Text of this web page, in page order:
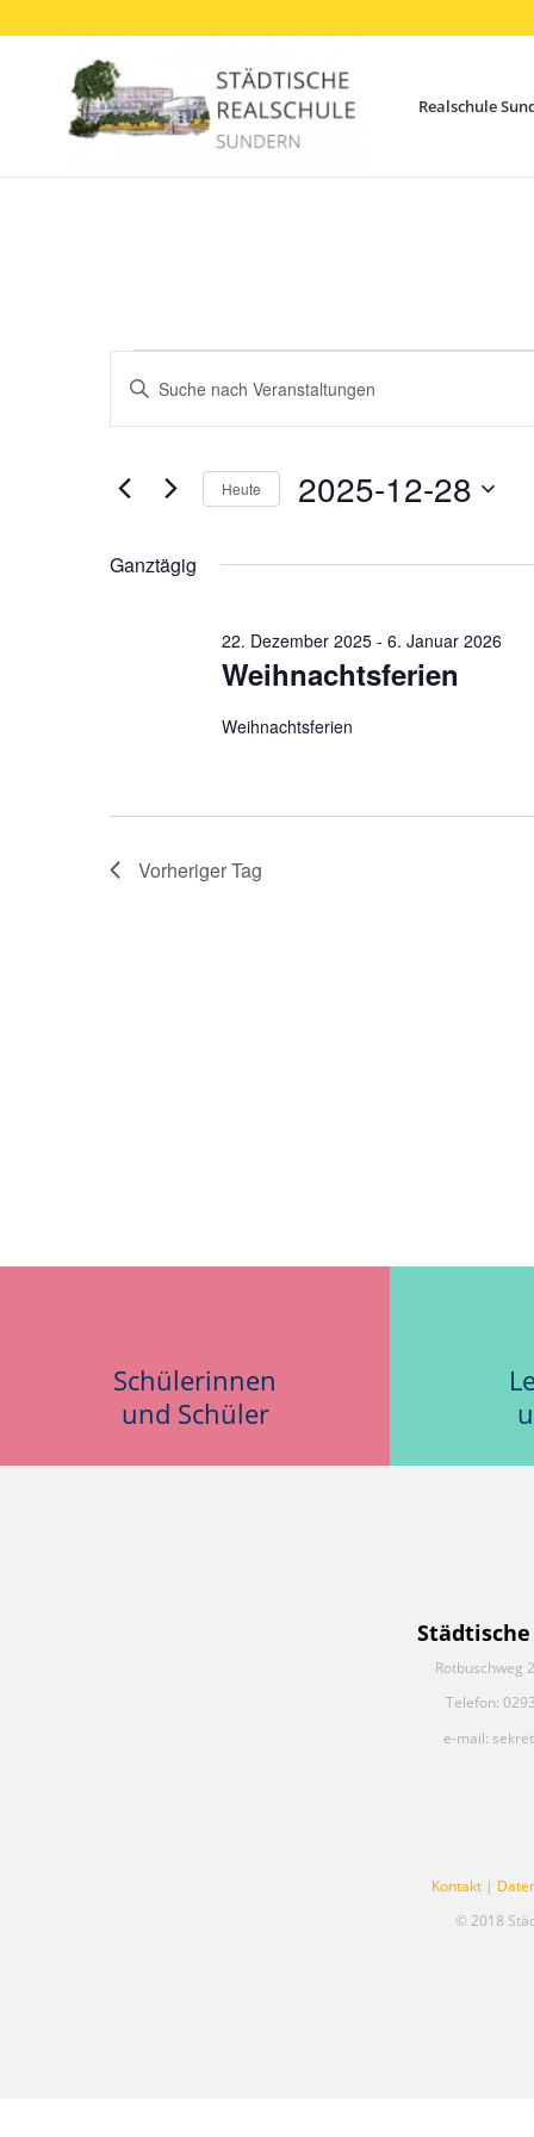
Realschule
Veranstaltungen
für
Dezember
2025
Veranstaltungen
Suche
und
Ansichten,
Navigation
Bitte
Suche
nach
Schlüsselwort.
Heute 2025-12-28
Ganztägig
Weihnachtsferien
22. Dezember 2025- 6. Januar 2026
Weihnachtsferien
Vorheriger Tag
Schülerinnen
und Schüler
Rotbuschweg
Telefon:
e-mail:
Kontakt |
© 2018